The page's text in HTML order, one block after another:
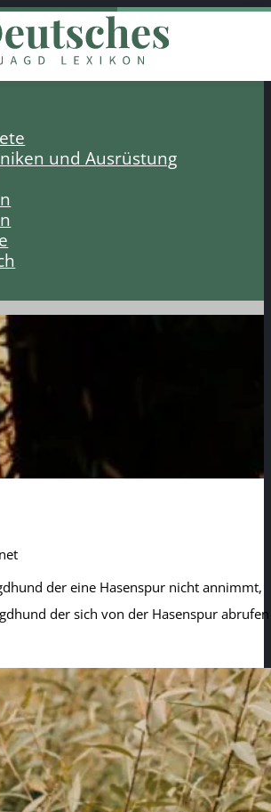
und Ausrüstung
der eine Hasenspur nicht annimmt,
der sich von der Hasenspur